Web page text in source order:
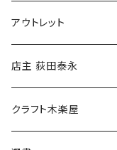
マグカップ
傘
食料品
アウトレット
店主 荻田泰永
書籍
クラフト木楽屋